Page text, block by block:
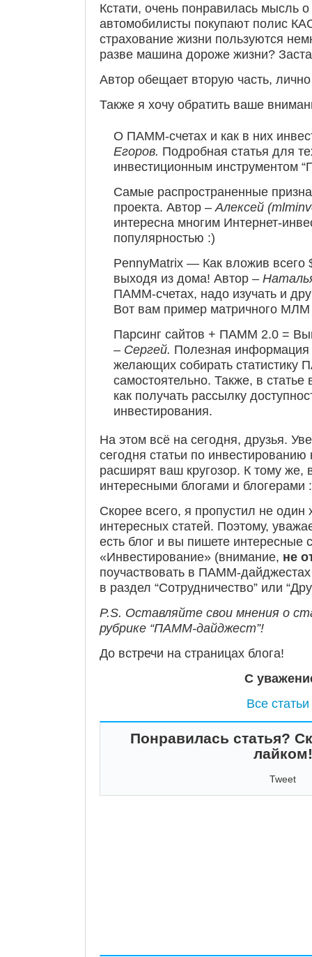
Кстати, очень понравилась мысль
автомобилисты покупают полис
страхование жизни пользуются
разве машина дороже жизни?
Автор обещает вторую часть,
Также я хочу обратить ваше
О ПАММ-счетах и как в них
Егоров. Подробная статья для
инвестиционным инструментом
Самые распространенные
проекта. Автор – Алексей
интересна многим Интернет-
популярностью :)
PennyMatrix — Как вложив всего
выходя из дома! Автор –
ПАММ-счетах, надо изучать и
Вот вам пример матричного МЛМ
Парсинг сайтов + ПАММ 2.0 =
– Сергей. Полезная
желающих собирать статистику
самостоятельно. Также, в
как получать рассылку
инвестирования.
На этом всё на сегодня, друзья.
сегодня статьи по
расширят ваш кругозор. К тому же,
интересными блогами и блогерами
Скорее всего, я пропустил не один
интересных статей. Поэтому,
есть блог и вы пишете интересные
«Инвестирование» (внимание, не
поучаствовать в ПАММ-
в раздел “Сотрудничество” или
P.S. Оставляйте свои мнения о
рубрике “ПАММ-дайджест”!
До встречи на страницах блога!
С
Все
Понравилась статья?
лайком!
Tweet